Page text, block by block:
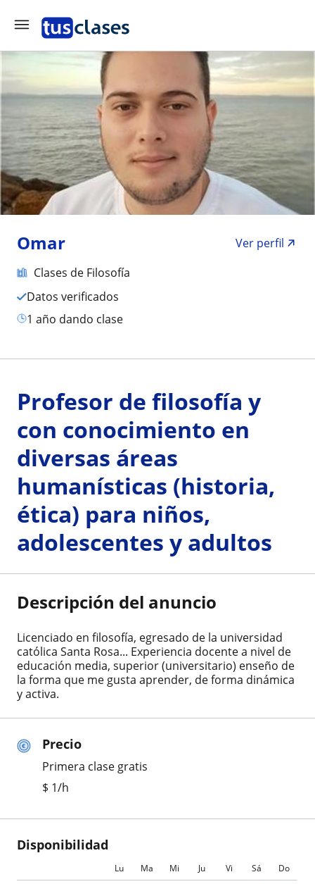
Omar
Ver perfil
Clases de Filosofía
Datos verificados
1 año dando clase
Precio
Primera clase gratis
$ 1/h
Disponibilidad
Lu Ma Mi Ju Vi Sá Do
Profesor de filosofía y
con conocimiento en
diversas áreas
humanísticas (historia,
ética) para niños,
adolescentes y adultos
Descripción del anuncio
Licenciado en filosofía, egresado de la universidad
católica Santa Rosa... Experiencia docente a nivel de
educación media, superior (universitario) enseño de
la forma que me gusta aprender, de forma dinámica
y activa.